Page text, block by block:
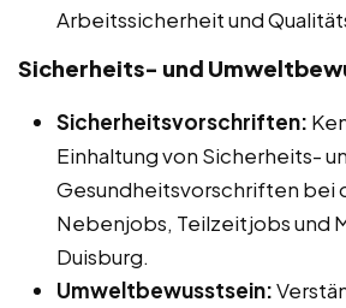
Arbeitssicherheit und
Sicherheits- und
Sicherheitsvorschriften:
Einhaltung von Sicherheits-
Gesundheitsvorschriften bei
Nebenjobs, Teilzeitjobs und
Duisburg.
Umweltbewusstsein: